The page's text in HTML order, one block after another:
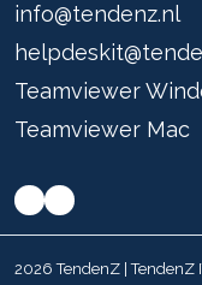
info@tendenz.nl
Teamviewer
Teamviewer Mac
2026 TendenZ | TendenZ